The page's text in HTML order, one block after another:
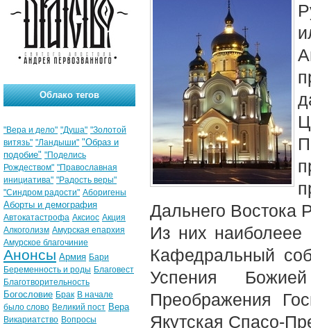
Дальнего Востока
Из них наиболеее
Кафедральный
Успения
Преображения
Якутская Спасо-
Облако тегов
"Вера и дело" "Душа" "Золотой
витязь" "Ландыши" "Образ и
подобие" "Поделись
Рождеством" "Православная
инициатива" "Радость веры"
"Синдром радости" Аборигены
Аборты и демография
Автокатастрофа Аксиос Акция
Алкоголизм Амурская епархия
Амурское благочиние
Анонсы Армия Бари
Беременность и роды Благовест
Благотворительность
Богословие Брак В начале
было слово Великий пост Вера
Викариатство Вопросы